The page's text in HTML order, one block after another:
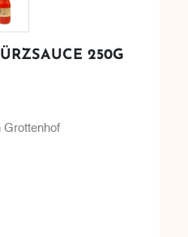
250G
Grottenhof